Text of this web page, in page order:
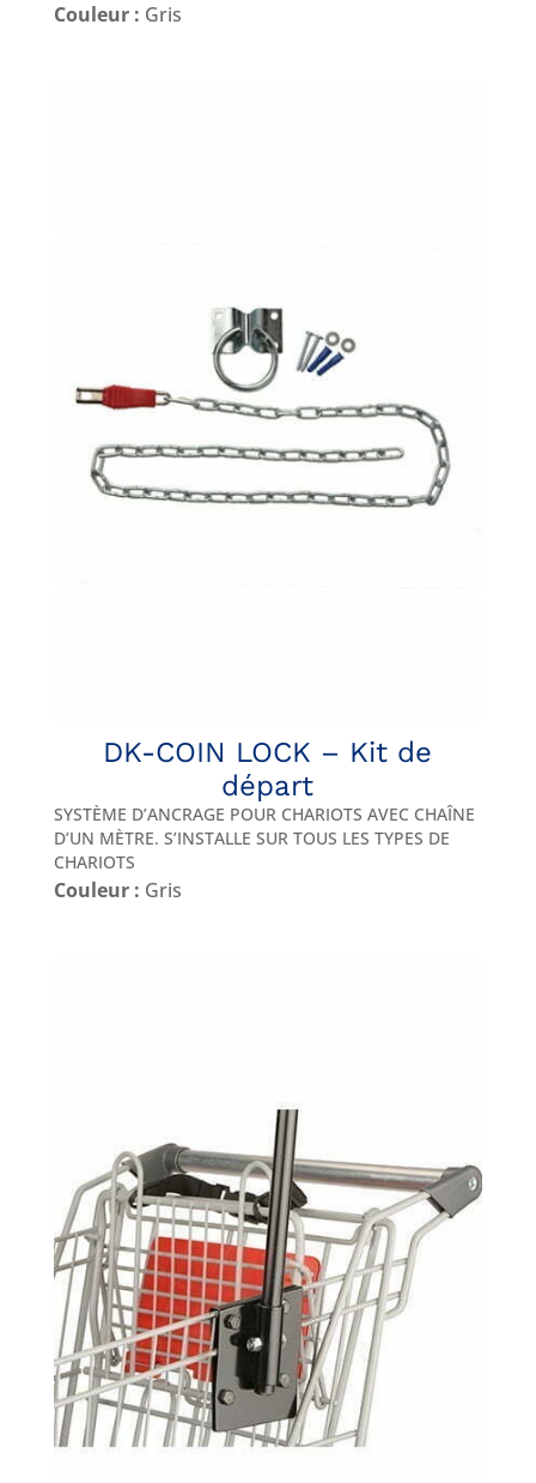
Couleur : Gris
DK-COIN LOCK – Kit de
départ
SYSTÈME D’ANCRAGE POUR CHARIOTS AVEC CHAÎNE
D’UN MÈTRE. S’INSTALLE SUR TOUS LES TYPES DE
CHARIOTS
Couleur : Gris